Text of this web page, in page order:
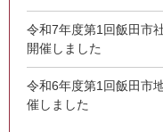
令和7年度第1回飯田市
開催しました
令和6年度第1回飯田市
催しました